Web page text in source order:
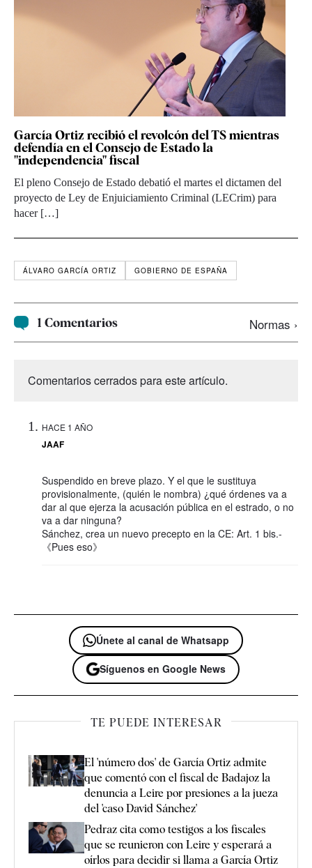
García Ortiz recibió el revolcón del TS mientras
defendía en el Consejo de Estado la
"independencia" fiscal
El pleno Consejo de Estado debatió el martes el dictamen del
proyecto de Ley de Enjuiciamiento Criminal (LECrim) para
hacer […]
ÁLVARO GARCÍA ORTIZ GOBIERNO DE ESPAÑA
1 Comentarios Normas ›
Comentarios cerrados para este artículo.
HACE 1 AÑO
JAAF
Suspendido en breve plazo. Y el que le sustituya
provisionalmente, (quién le nombra) ¿qué órdenes va a
dar al que ejerza la acusación pública en el estrado, o no
va a dar ninguna?
Sánchez, crea un nuevo precepto en la CE: Art. 1 bis.-
《Pues eso》
Únete al canal de Whatsapp
Síguenos en Google News
TE PUEDE INTERESAR
El 'número dos' de García Ortiz admite
que comentó con el fiscal de Badajoz la
denuncia a Leire por presiones a la jueza
del 'caso David Sánchez'
Pedraz cita como testigos a los fiscales
que se reunieron con Leire y esperará a
oírlos para decidir si llama a García Ortiz